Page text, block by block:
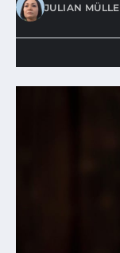
JULIAN